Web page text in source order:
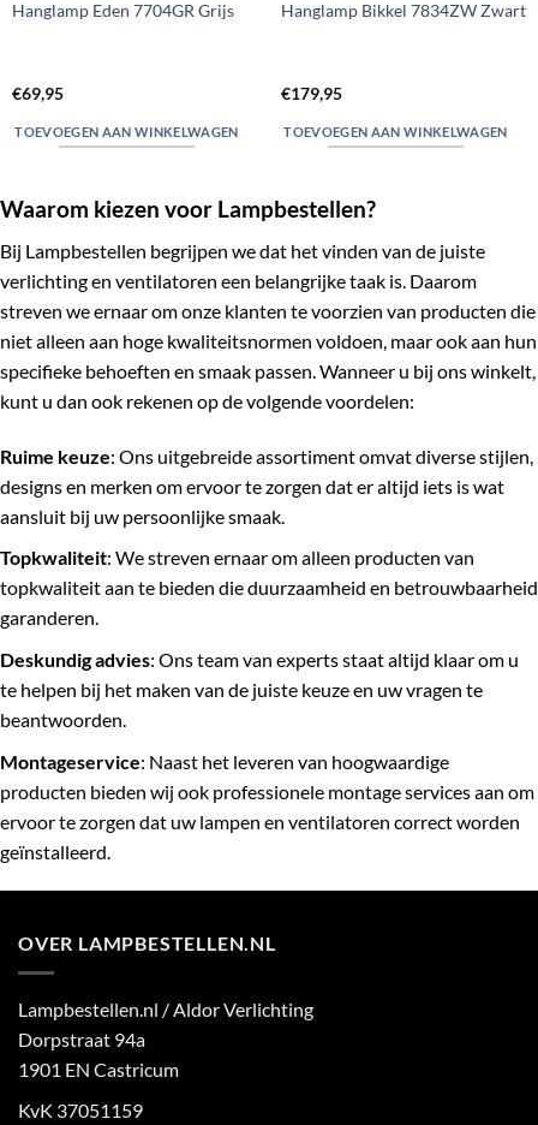
Hanglamp Eden 7704GR Grijs
€69,95
TOEVOEGEN AAN WINKELWAGEN
Hanglamp Bikkel 7834ZW Zwart
€179,95
TOEVOEGEN AAN WINKELWAGEN
Waarom kiezen voor Lampbestellen?
Bij Lampbestellen begrijpen we dat het vinden van de juiste
verlichting en ventilatoren een belangrijke taak is. Daarom
streven we ernaar om onze klanten te voorzien van producten die
niet alleen aan hoge kwaliteitsnormen voldoen, maar ook aan hun
specifieke behoeften en smaak passen. Wanneer u bij ons winkelt,
kunt u dan ook rekenen op de volgende voordelen:
Ruime keuze: Ons uitgebreide assortiment omvat diverse stijlen,
designs en merken om ervoor te zorgen dat er altijd iets is wat
aansluit bij uw persoonlijke smaak.
Topkwaliteit: We streven ernaar om alleen producten van
topkwaliteit aan te bieden die duurzaamheid en betrouwbaarheid
garanderen.
Deskundig advies: Ons team van experts staat altijd klaar om u
te helpen bij het maken van de juiste keuze en uw vragen te
beantwoorden.
Montageservice: Naast het leveren van hoogwaardige
producten bieden wij ook professionele montage services aan om
ervoor te zorgen dat uw lampen en ventilatoren correct worden
geïnstalleerd.
OVER LAMPBESTELLEN.NL
Lampbestellen.nl / Aldor Verlichting
Dorpstraat 94a
1901 EN Castricum
KvK 37051159